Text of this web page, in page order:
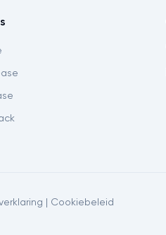
Cookiebeleid